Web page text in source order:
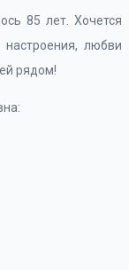
85 лет. Хочется
любви
рядом!